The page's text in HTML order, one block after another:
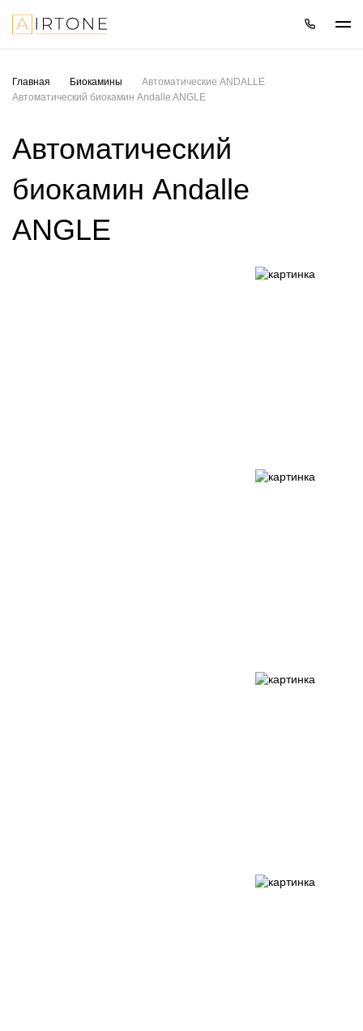
Главная Биокамины
Автоматические ANDALLE
Автоматический биокамин Andalle ANGLE
Автоматический
биокамин Andalle
ANGLE